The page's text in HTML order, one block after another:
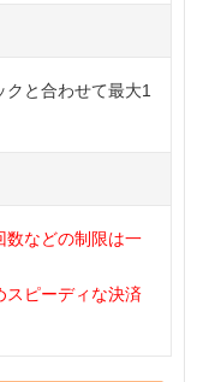
と合わせて最大1
数などの制限は一
スピーディな決済